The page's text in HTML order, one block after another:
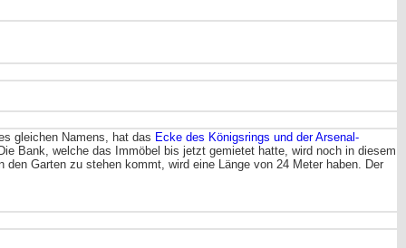
gleichen Namens, hat das Ecke des Königsrings und der Arsenal-
Bank, welche das Immöbel bis jetzt gemietet hatte, wird noch in diesem
Garten zu stehen kommt, wird eine Länge von 24 Meter haben. Der